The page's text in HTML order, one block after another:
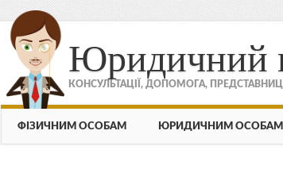
Юридичний
КОНСУЛЬТАЦІЇ, ДОПОМОГА,
МЕНЮ
Skip to content
ФІЗИЧНИМ ОСОБАМ ЮРИДИЧНИМ ОСОБАМ